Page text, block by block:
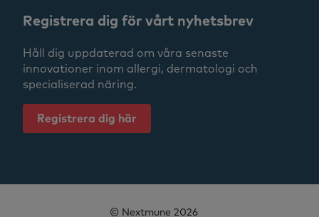
Registrera dig för vårt nyhetsbrev
Håll dig uppdaterad om våra senaste
innovationer inom allergi, dermatologi och
specialiserad näring.
Registrera dig här
© Nextmune 2026